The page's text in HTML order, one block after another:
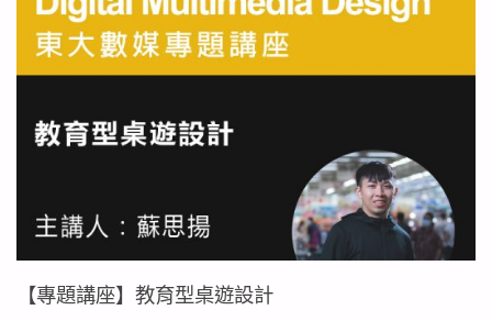
【專題講座】教育型桌遊設計